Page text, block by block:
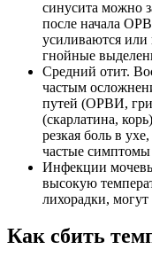
синусита можно
после начала
усиливаются или
гнойные
Средний отит.
частым
путей (ОРВИ,
(скарлатина,
резкая боль в
частые симптомы
Инфекции
высокую
лихорадки,
Как сбить